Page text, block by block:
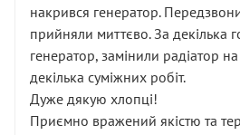
накрився генератор.
прийняли миттєво. За декілька
генератор, замінили радіатор
декілька суміжних робіт.
Дуже дякую хлопці!
Приємно вражений якістю та